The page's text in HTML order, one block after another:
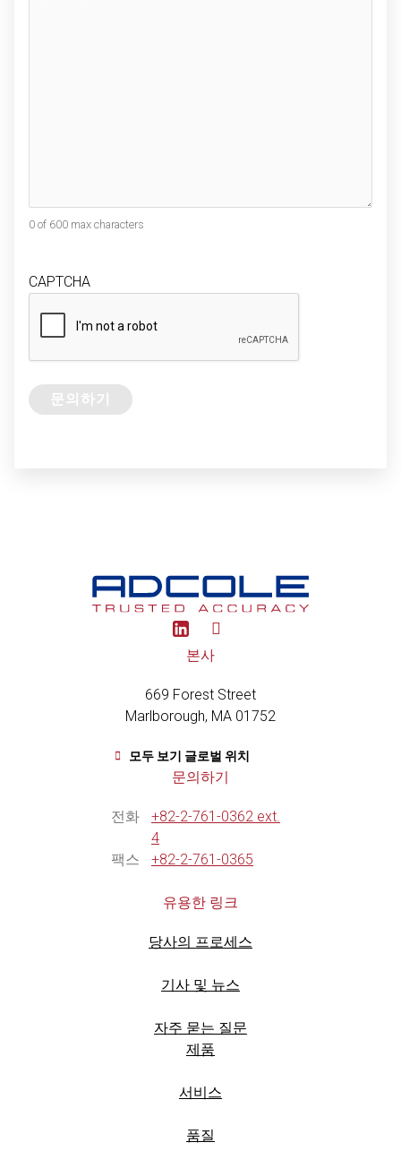
0 of 600 max characters
CAPTCHA
Y
o
b
e
본사
669 Forest Street
Marlborough, MA 01752
모두 보기 글로벌 위치
문의하기
전화
+82-2-761-0362 ext.
4
팩스
+82-2-761-0365
유용한 링크
당사의 프로세스
기사 및 뉴스
자주 묻는 질문
제품
서비스
품질